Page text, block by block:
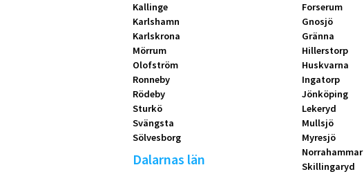
Kallinge
Karlshamn
Karlskrona
Mörrum
Olofström
Ronneby
Rödeby
Sturkö
Svängsta
Sölvesborg
Dalarnas län
Forserum
Gnosjö
Gränna
Hillerstorp
Huskvarna
Ingatorp
Jönköping
Lekeryd
Mullsjö
Myresjö
Norrahammar
Skillingaryd